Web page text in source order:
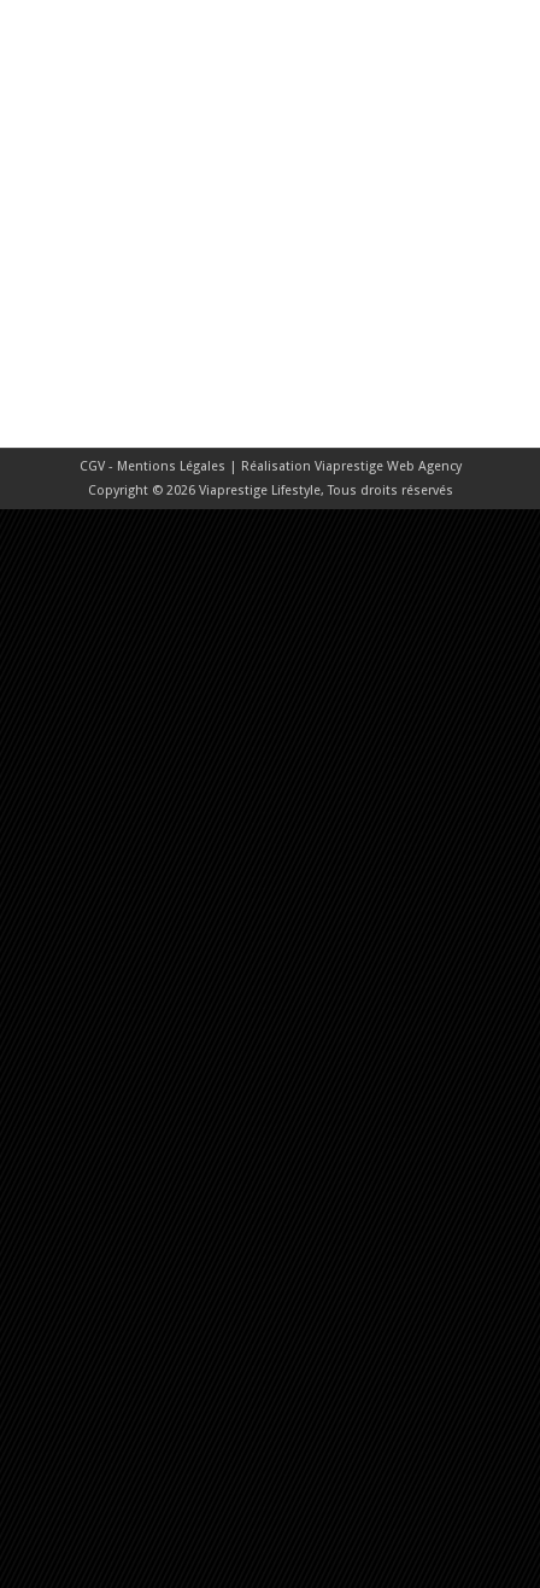
CGV - Mentions Légales | Réalisation Viaprestige Web Agency
Copyright © 2026 Viaprestige Lifestyle, Tous droits réservés